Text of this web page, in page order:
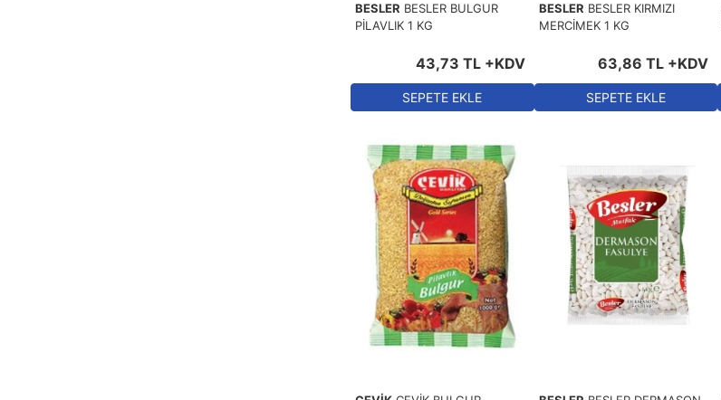
BESLER BESLER BULGUR
PİLAVLIK 1 KG
43,73 TL+KDV
SEPETE EKLE
BESLER BESLER KIRMIZI
MERCİMEK 1 KG
63,86 TL +KDV
SEPETE EKLE